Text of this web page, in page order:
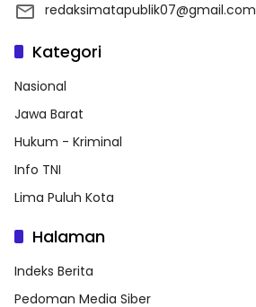
redaksimatapublik07@gmail.com
Kategori
Nasional
Jawa Barat
Hukum - Kriminal
Info TNI
Lima Puluh Kota
Halaman
Indeks Berita
Pedoman Media Siber